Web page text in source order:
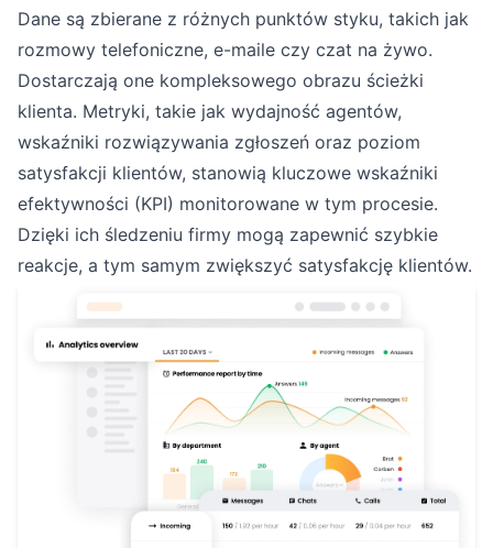
Dane są zbierane z różnych punktów styku, takich jak
rozmowy telefoniczne, e-maile czy czat na żywo.
Dostarczają one kompleksowego obrazu ścieżki
klienta. Metryki, takie jak wydajność agentów,
wskaźniki rozwiązywania zgłoszeń oraz poziom
satysfakcji klientów, stanowią kluczowe wskaźniki
efektywności (KPI) monitorowane w tym procesie.
Dzięki ich śledzeniu firmy mogą zapewnić szybkie
reakcje, a tym samym zwiększyć satysfakcję klientów.